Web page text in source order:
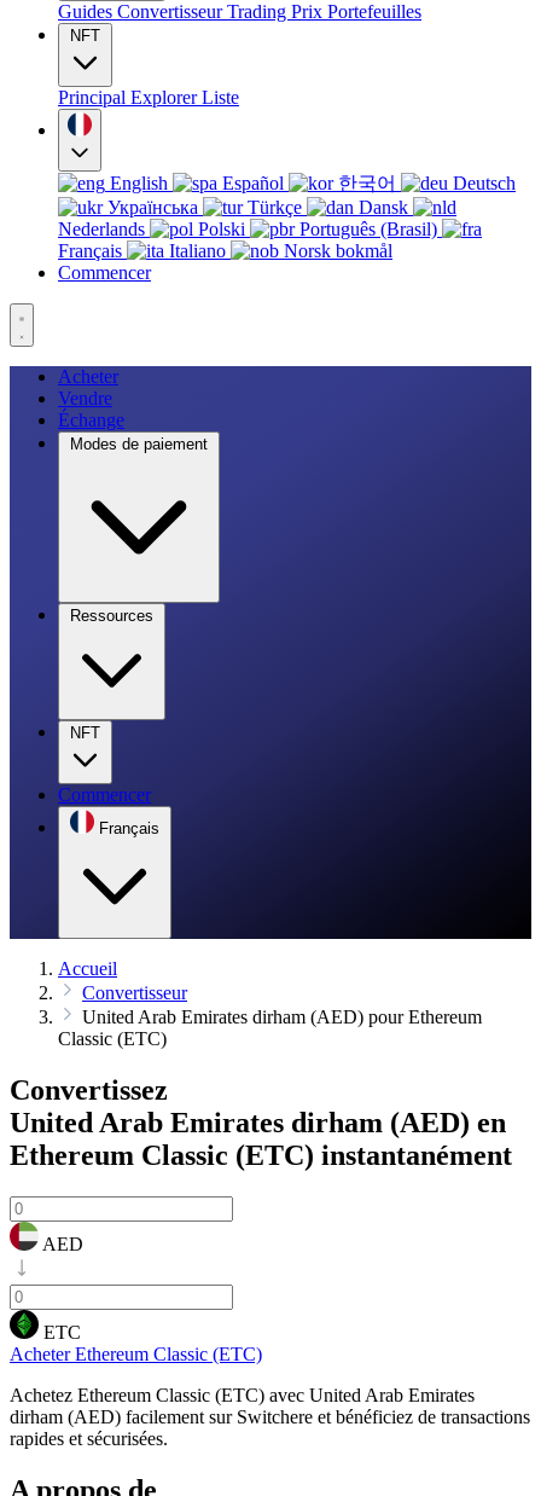
Guides ConvertisseurTrading Prix Portefeuilles
NFT
Principal ExplorerListe
English Español 한국어
Deutsch
Українська
Türkçe
Dansk
Nederlands
Polski
Português (Brasil)
Français
Italiano
Norsk bokmål
Commencer
Acheter
Vendre
Échange
Modes de paiement
Ressources
NFT
Commencer
Français
Accueil
Convertisseur
United Arab Emirates dirham (AED) pour Ethereum
Classic (ETC)
Convertissez
United Arab Emirates dirham (AED) en
Ethereum Classic (ETC) instantanément
AED
ETC
Acheter Ethereum Classic (ETC)
Achetez Ethereum Classic (ETC) avec United Arab Emirates
dirham (AED) facilement sur Switchere et bénéficiez de transactions
rapides et sécurisées.
A propos de